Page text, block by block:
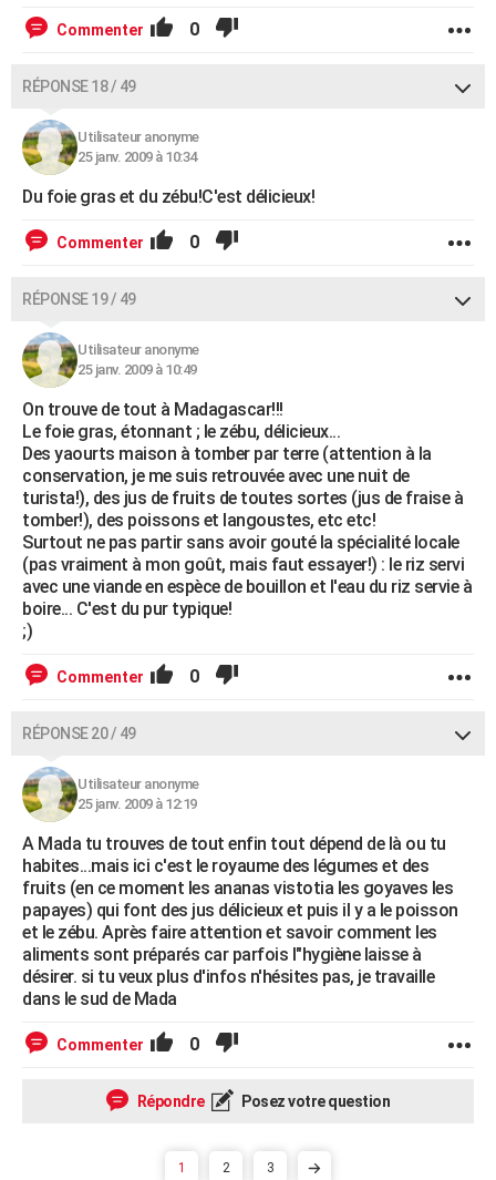
Commenter 0
RÉPONSE 18 / 49
Utilisateur anonyme
25 janv. 2009 à 10:34
Du foie gras et du zébu!C'est délicieux!
Commenter 0
RÉPONSE 19 / 49
Utilisateur anonyme
25 janv. 2009 à 10:49
On trouve de tout à Madagascar!!!
Le foie gras, étonnant ; le zébu, délicieux...
Des yaourts maison à tomber par terre (attention à la
conservation, je me suis retrouvée avec une nuit de
turista!), des jus de fruits de toutes sortes (jus de fraise à
tomber!), des poissons et langoustes, etc etc!
Surtout ne pas partir sans avoir gouté la spécialité locale
(pas vraiment à mon goût, mais faut essayer!) : le riz servi
avec une viande en espèce de bouillon et l'eau du riz servie à
boire... C'est du pur typique!
;)
Commenter 0
RÉPONSE 20 / 49
Utilisateur anonyme
25 janv. 2009 à 12:19
A Mada tu trouves de tout enfin tout dépend de là ou tu
habites...mais ici c'est le royaume des légumes et des
fruits (en ce moment les ananas vistotia les goyaves les
papayes) qui font des jus délicieux et puis il y a le poisson
et le zébu. Après faire attention et savoir comment les
aliments sont préparés car parfois l"hygiène laisse à
désirer. si tu veux plus d'infos n'hésites pas, je travaille
dans le sud de Mada
Commenter 0
Répondre Posez votre question
1 2 3